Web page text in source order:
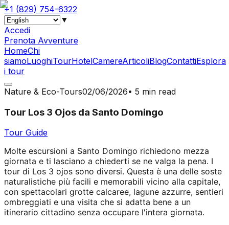
+1 (829) 754-6322
▼
Accedi
Prenota Avventure
HomeChi
siamoLuoghiTourHotelCamereArticoliBlogContattiEsplora
i tour
Nature & Eco-Tours02/06/2026• 5 min read
Tour Los 3 Ojos da Santo Domingo
Tour Guide
Molte escursioni a Santo Domingo richiedono mezza
giornata e ti lasciano a chiederti se ne valga la pena. I
tour di Los 3 ojos sono diversi. Questa è una delle soste
naturalistiche più facili e memorabili vicino alla capitale,
con spettacolari grotte calcaree, lagune azzurre, sentieri
ombreggiati e una visita che si adatta bene a un
itinerario cittadino senza occupare l'intera giornata.